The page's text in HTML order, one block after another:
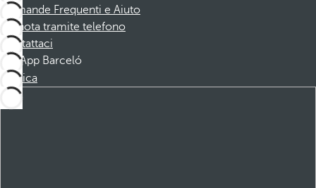
Domande Frequenti e Aiuto
Prenota tramite telefono
Contattaci
App Barceló
Scarica